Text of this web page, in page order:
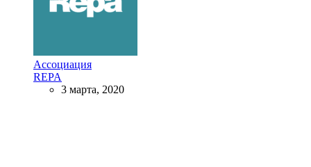
Ассоциация
REPA
3 марта, 2020